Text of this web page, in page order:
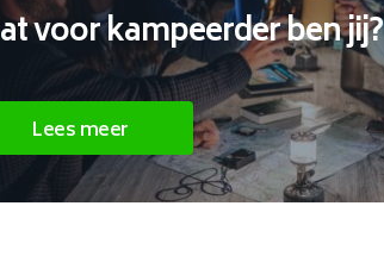
voor kampeerder ben jij?
Lees meer